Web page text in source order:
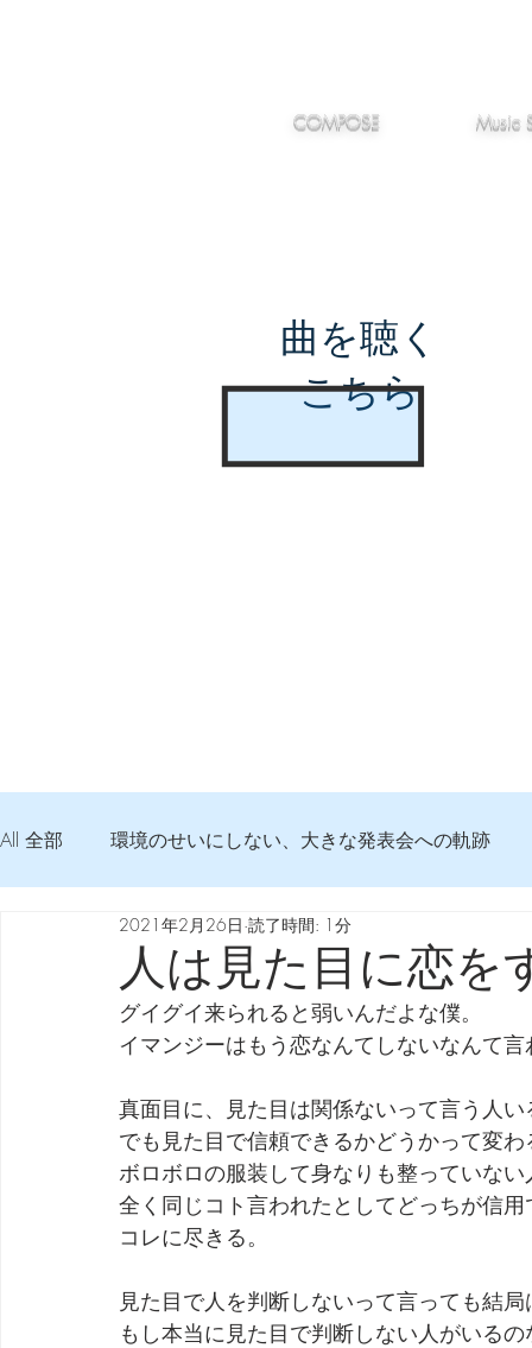
COMPOSE Music
曲を聴く
こちら
All 全部 環境のせいにしない、大きな発表会への軌跡
弦交換の記録 DTM 始める 知っておきたいコト
Imanjy Studio 使われているモノ 食べんじーの美味
劇団 Avan 劇伴が出来るまでを追ったドキュメンタリー
人は見た目に恋を
2021年2月26日 読了時間: 1分
グイグイ来られると弱いんだよな僕。
イマンジーはもう恋なんてしないなんて
真面目に、見た目は関係ないって言う人
でも見た目で信頼できるかどうかって変
ボロボロの服装して身なりも整っていな
全く同じコト言われたとしてどっちが信
コレに尽きる。
見た目で人を判断しないって言っても結
もし本当に見た目で判断しない人がいる